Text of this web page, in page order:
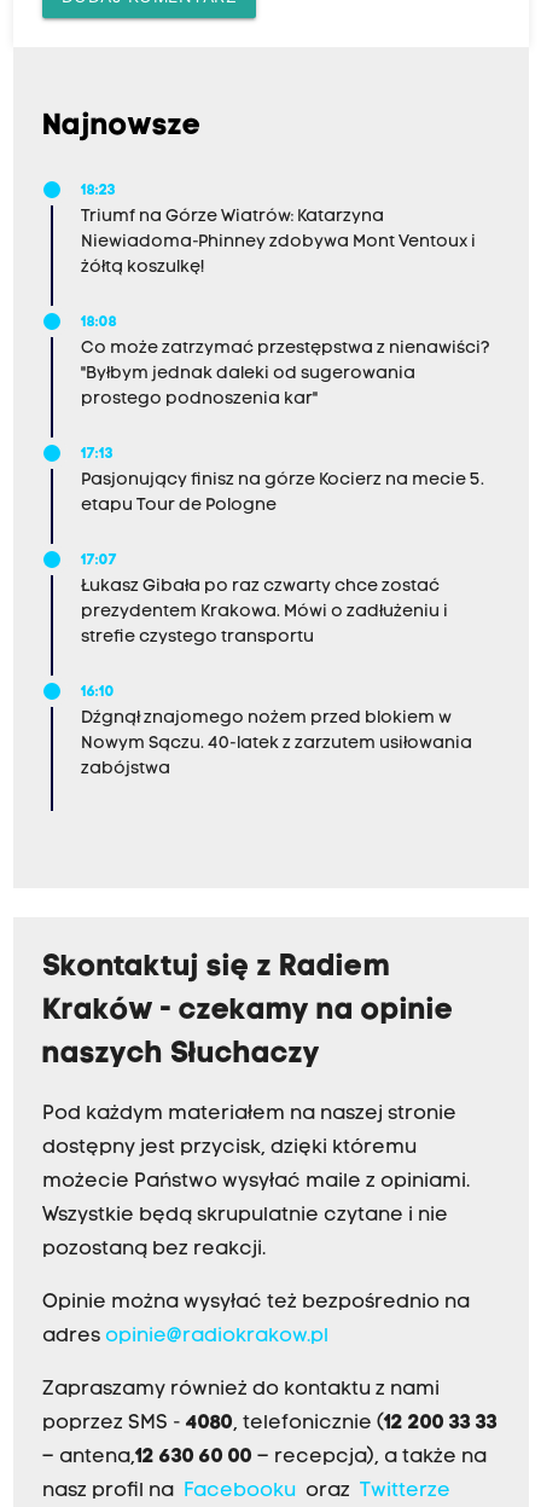
Najnowsze
18:23
Triumf na Górze Wiatrów: Katarzyna
Niewiadoma-Phinney zdobywa Mont Ventoux i
żółtą koszulkę!
18:08
Co może zatrzymać przestępstwa z nienawiści?
"Byłbym jednak daleki od sugerowania
prostego podnoszenia kar"
17:13
Pasjonujący finisz na górze Kocierz na mecie 5.
etapu Tour de Pologne
17:07
Łukasz Gibała po raz czwarty chce zostać
prezydentem Krakowa. Mówi o zadłużeniu i
strefie czystego transportu
16:10
Dźgnął znajomego nożem przed blokiem w
Nowym Sączu. 40-latek z zarzutem usiłowania
zabójstwa
Skontaktuj się z Radiem
Kraków - czekamy na opinie
naszych Słuchaczy
Pod każdym materiałem na naszej stronie
dostępny jest przycisk, dzięki któremu
możecie Państwo wysyłać maile z opiniami.
Wszystkie będą skrupulatnie czytane i nie
pozostaną bez reakcji.
Opinie można wysyłać też bezpośrednio na
adres opinie@radiokrakow.pl
Zapraszamy również do kontaktu z nami
poprzez SMS - 4080, telefonicznie (12 200 33 33
– antena,12 630 60 00 – recepcja), a także na
nasz profil na
Facebookuoraz Twitterze